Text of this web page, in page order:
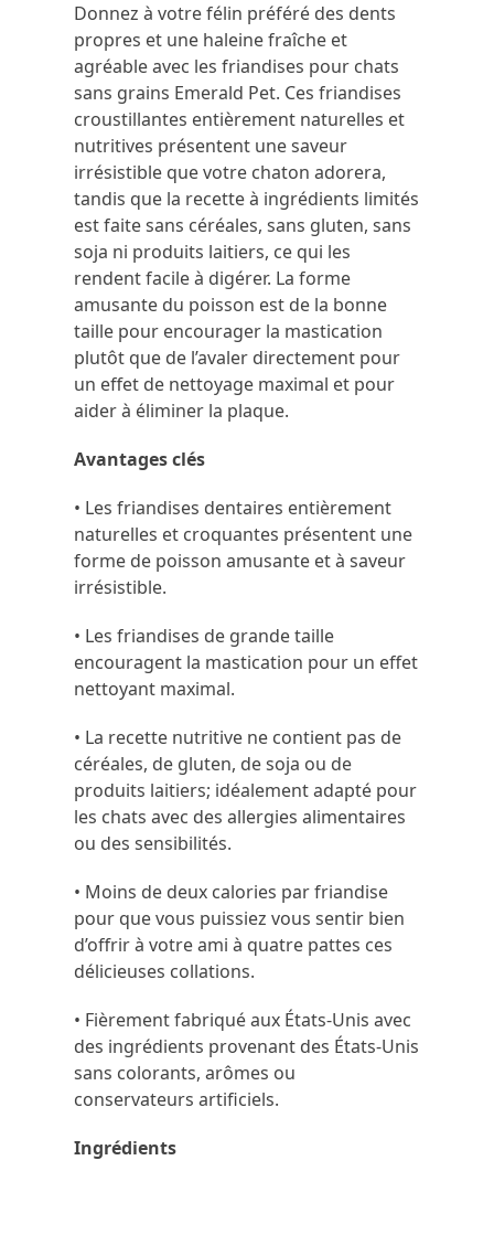
Donnez à votre félin préféré des dents
propres et une haleine fraîche et
agréable avec les friandises pour chats
sans grains Emerald Pet. Ces friandises
croustillantes entièrement naturelles et
nutritives présentent une saveur
irrésistible que votre chaton adorera,
tandis que la recette à ingrédients limités
est faite sans céréales, sans gluten, sans
soja ni produits laitiers, ce qui les
rendent facile à digérer. La forme
amusante du poisson est de la bonne
taille pour encourager la mastication
plutôt que de l’avaler directement pour
un effet de nettoyage maximal et pour
aider à éliminer la plaque.
Avantages clés
• Les friandises dentaires entièrement
naturelles et croquantes présentent une
forme de poisson amusante et à saveur
irrésistible.
• Les friandises de grande taille
encouragent la mastication pour un effet
nettoyant maximal.
• La recette nutritive ne contient pas de
céréales, de gluten, de soja ou de
produits laitiers; idéalement adapté pour
les chats avec des allergies alimentaires
ou des sensibilités.
• Moins de deux calories par friandise
pour que vous puissiez vous sentir bien
d’offrir à votre ami à quatre pattes ces
délicieuses collations.
• Fièrement fabriqué aux États-Unis avec
des ingrédients provenant des États-Unis
sans colorants, arômes ou
conservateurs artificiels.
Ingrédients